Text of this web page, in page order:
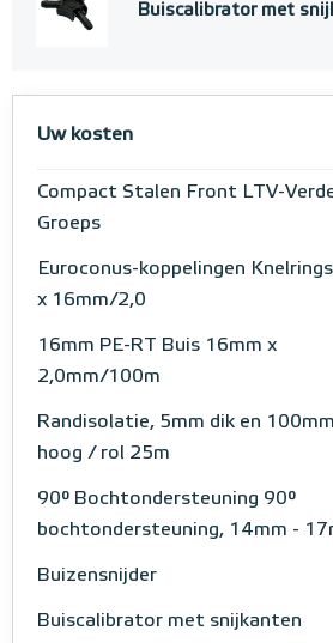
Buiscalibrator met
Uw kosten
Compact Stalen Front LTV-
Groeps
Euroconus-koppelingen
x 16mm/2,0
16mm PE-RT Buis 16mm x
2,0mm/100m
Randisolatie, 5mm dik en 100mm
hoog / rol 25m
90° Bochtondersteuning 90°
bochtondersteuning, 14mm -
Buizensnijder
Buiscalibrator met snijkanten